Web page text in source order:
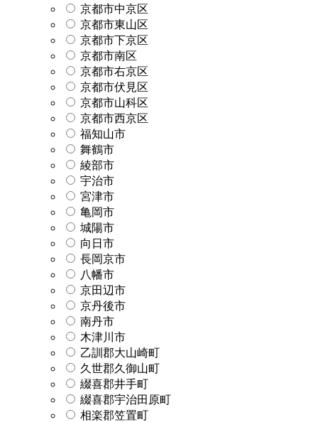
京都市中京区
京都市東山区
京都市下京区
京都市南区
京都市右京区
京都市伏見区
京都市山科区
京都市西京区
福知山市
舞鶴市
綾部市
宇治市
宮津市
亀岡市
城陽市
向日市
長岡京市
八幡市
京田辺市
京丹後市
南丹市
木津川市
乙訓郡大山崎町
久世郡久御山町
綴喜郡井手町
綴喜郡宇治田原町
相楽郡笠置町